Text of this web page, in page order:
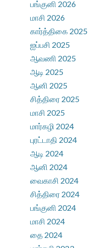
பங்குனி 2026
மாசி 2026
கார்த்திகை 2025
ஐப்பசி 2025
ஆவணி 2025
ஆடி 2025
ஆனி 2025
சித்திரை 2025
மாசி 2025
மார்கழி 2024
புரட்டாதி 2024
ஆடி 2024
ஆனி 2024
வைகாசி 2024
சித்திரை 2024
பங்குனி 2024
மாசி 2024
தை 2024